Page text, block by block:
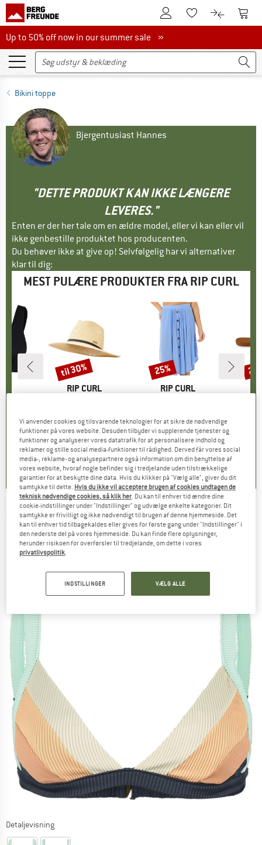
Til kundekontoenTil huskesedlen.
Til Til
Up to 50% off now in our summer sale
Up to 50% off now in our summer sale »
Bikini toppe
Bjergentusiast Hannes
"DETTE PRODUKT KAN IKKE LÆNGERE
LEVERES."
Enten er der her tale om en ældre model, eller vi kan eller vil
ikke genbestille produktet hos producenten.
Du behøver ikke at give op! Selvfølgelig har vi alternativer
klar til dig:
MEST PULÆRE PRODUKTER FRA RIP CURL
pris
€
MÆRKE
RIP CURL
Pris
35,95 € Nedsat pris
fra 25,17 €
0,0(0)
Rabat
til 30%
MÆRKE
RIP CURL
Pris
49,95 €Nedsat pris
37,46 €
4,2(5)
Rabat
25%
RIP CURL -Women's Block Party Spliced
Fixed Tri - Bikinitop
(0)
Detaljevisning
Vi anvender cookies og tilsvarende teknologier for at sikre de nødvendige
funktioner på vores website. Desuden tilbyder vi supplerende tjenester og
funktioner og analyserer vores datatrafik for at personalisere indhold og
reklamer og stille social media-funktioner til rådighed. Derved får vores social
media-, reklame- og analysepartnere også information om din benyttelse af
vores website, hvoraf nogle befinder sig i tredjelande uden tilstrækkelige
garantier for at beskytte dine data. Hvis du klikker på "Vælg alle", giver du dit
samtykke til dette. Hvis du ikke vil acceptere brugen af cookies undtagen de
teknisk nødvendige cookies, så klik her. Du kan til enhver tid ændre dine
cookie-indstillinger under "Indstillinger" og udvælge enkelte kategorier. Dit
samtykke er frivilligt og ikke nødvendigt til brugen af denne hjemmeside. Det
kan til enhver tid tilbagekaldes eller gives for første gang under "Indstillinger" i
den nederste del på vores hjemmeside. Du kan finde flere oplysninger,
herunder risikoen for overførsler til tredjelande, om dette i vores
privatlivspolitik.
INDSTILLINGER VÆLG ALLE